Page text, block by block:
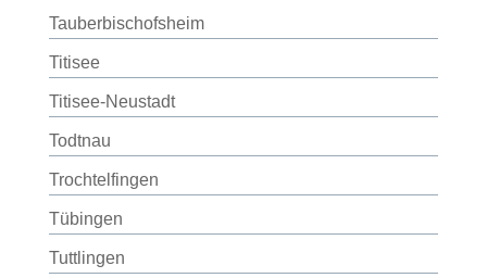
Tauberbischofsheim
Titisee
Titisee-Neustadt
Todtnau
Trochtelfingen
Tübingen
Tuttlingen